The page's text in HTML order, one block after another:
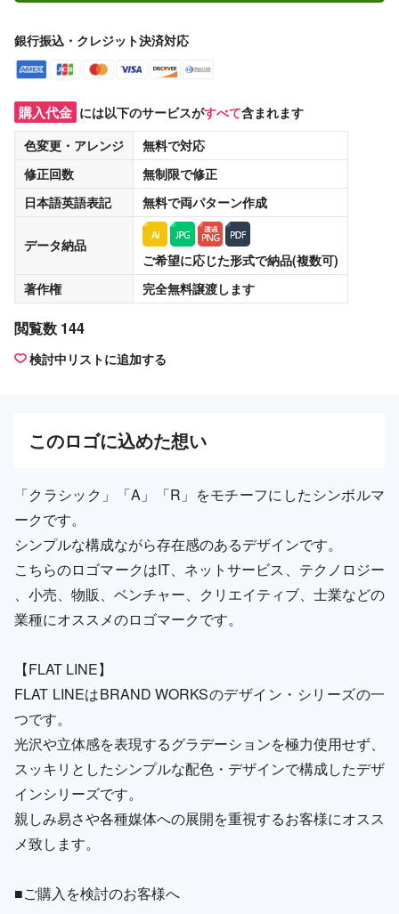
銀行振込・クレジット決済対応
購入代金 には以下のサービスがすべて含まれます
色変更・アレンジ
無料で対応
修正回数
無制限で修正
日本語英語表記
無料で両パターン作成
データ納品
ご希望に応じた形式で納品(複数可)
著作権
完全無料譲渡します
閲覧数 144
検討中リストに追加する
このロゴに込めた想い
「クラシック」「A」「R」をモチーフにしたシンボルマ
ークです。
シンプルな構成ながら存在感のあるデザインです。
こちらのロゴマークはIT、ネットサービス、テクノロジー
、小売、物販、ベンチャー、クリエイティブ、士業などの
業種にオススメのロゴマークです。
【FLAT LINE】
FLAT LINEはBRAND WORKSのデザイン・シリーズの一
つです。
光沢や立体感を表現するグラデーションを極力使用せず、
スッキリとしたシンプルな配色・デザインで構成したデザ
インシリーズです。
親しみ易さや各種媒体への展開を重視するお客様にオスス
メ致します。
■ご購入を検討のお客様へ